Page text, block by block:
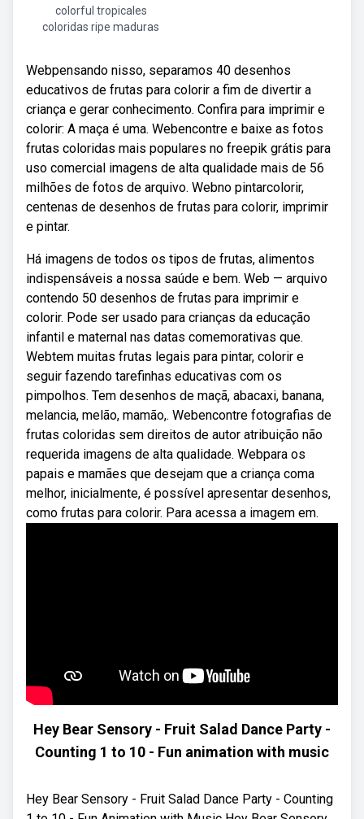
colorful tropicales
coloridas ripe maduras
Webpensando nisso, separamos 40 desenhos
educativos de frutas para colorir a fim de divertir a
criança e gerar conhecimento. Confira para imprimir e
colorir: A maça é uma. Webencontre e baixe as fotos
frutas coloridas mais populares no freepik grátis para
uso comercial imagens de alta qualidade mais de 56
milhões de fotos de arquivo. Webno pintarcolorir,
centenas de desenhos de frutas para colorir, imprimir
e pintar.
Há imagens de todos os tipos de frutas, alimentos
indispensáveis a nossa saúde e bem. Web — arquivo
contendo 50 desenhos de frutas para imprimir e
colorir. Pode ser usado para crianças da educação
infantil e maternal nas datas comemorativas que.
Webtem muitas frutas legais para pintar, colorir e
seguir fazendo tarefinhas educativas com os
pimpolhos. Tem desenhos de maçã, abacaxi, banana,
melancia, melão, mamão,. Webencontre fotografias de
frutas coloridas sem direitos de autor atribuição não
requerida imagens de alta qualidade. Webpara os
papais e mamães que desejam que a criança coma
melhor, inicialmente, é possível apresentar desenhos,
como frutas para colorir. Para acessa a imagem em.
Hey Bear Sensory - Fruit Salad Dance Party -
Counting 1 to 10 - Fun animation with music
Hey Bear Sensory - Fruit Salad Dance Party - Counting